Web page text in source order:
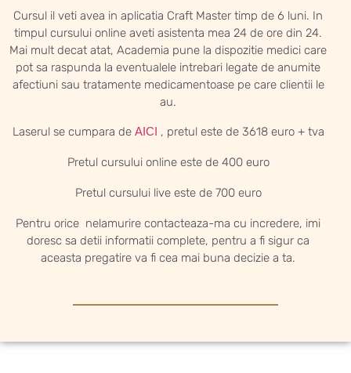
Cursul il veti avea in aplicatia Craft Master timp de 6 luni. In
timpul cursului online aveti asistenta mea 24 de ore din 24.
Mai mult decat atat, Academia pune la dispozitie medici care
pot sa raspunda la eventualele intrebari legate de anumite
afectiuni sau tratamente medicamentoase pe care clientii le
au.
Laserul se cumpara de AICI , pretul este de 3618 euro + tva
Pretul cursului online este de 400 euro
Pretul cursului live este de 700 euro
Pentru orice nelamurire contacteaza-ma cu incredere, imi
doresc sa detii informatii complete, pentru a fi sigur ca
aceasta pregatire va fi cea mai buna decizie a ta.